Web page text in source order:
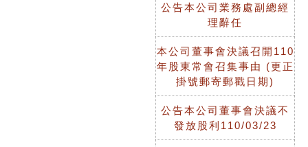
公告本公司業務處副總經
理辭任
本公司董事會決議召開110
年股東常會召集事由 (更正
掛號郵寄郵戳日期)
公告本公司董事會決議不
發放股利110/03/23